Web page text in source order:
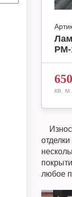
650
кв. м.
любое